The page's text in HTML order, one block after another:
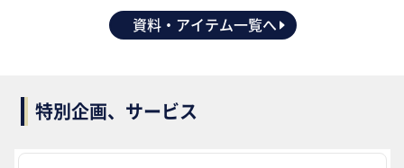
資料・アイテム一覧へ
特別企画、サービス